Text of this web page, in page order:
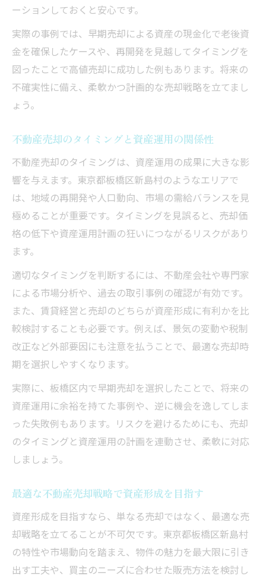
ーションしておくと安心です。
実際の事例では、早期売却による資産の現金化で老後資
金を確保したケースや、再開発を見越してタイミングを
図ったことで高値売却に成功した例もあります。将来の
不確実性に備え、柔軟かつ計画的な売却戦略を立てまし
ょう。
不動産売却のタイミングと資産運用の関係性
不動産売却のタイミングは、資産運用の成果に大きな影
響を与えます。東京都板橋区新島村のようなエリアで
は、地域の再開発や人口動向、市場の需給バランスを見
極めることが重要です。タイミングを見誤ると、売却価
格の低下や資産運用計画の狂いにつながるリスクがあり
ます。
適切なタイミングを判断するには、不動産会社や専門家
による市場分析や、過去の取引事例の確認が有効です。
また、賃貸経営と売却のどちらが資産形成に有利かを比
較検討することも必要です。例えば、景気の変動や税制
改正など外部要因にも注意を払うことで、最適な売却時
期を選択しやすくなります。
実際に、板橋区内で早期売却を選択したことで、将来の
資産運用に余裕を持てた事例や、逆に機会を逸してしま
った失敗例もあります。リスクを避けるためにも、売却
のタイミングと資産運用の計画を連動させ、柔軟に対応
しましょう。
最適な不動産売却戦略で資産形成を目指す
資産形成を目指すなら、単なる売却ではなく、最適な売
却戦略を立てることが不可欠です。東京都板橋区新島村
の特性や市場動向を踏まえ、物件の魅力を最大限に引き
出す工夫や、買主のニーズに合わせた販売方法を検討し